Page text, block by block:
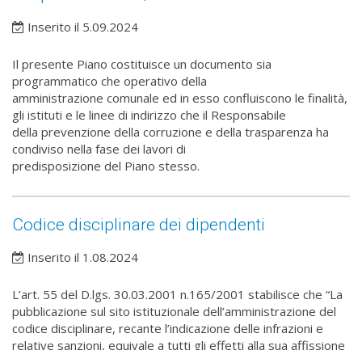
Inserito il 5.09.2024
Il presente Piano costituisce un documento sia
programmatico che operativo della
amministrazione comunale ed in esso confluiscono le finalità,
gli istituti e le linee di indirizzo che il Responsabile
della prevenzione della corruzione e della trasparenza ha
condiviso nella fase dei lavori di
predisposizione del Piano stesso.
Codice disciplinare dei dipendenti
Inserito il 1.08.2024
L’art. 55 del D.lgs. 30.03.2001 n.165/2001 stabilisce che “La
pubblicazione sul sito istituzionale dell’amministrazione del
codice disciplinare, recante l’indicazione delle infrazioni e
relative sanzioni, equivale a tutti gli effetti alla sua affissione